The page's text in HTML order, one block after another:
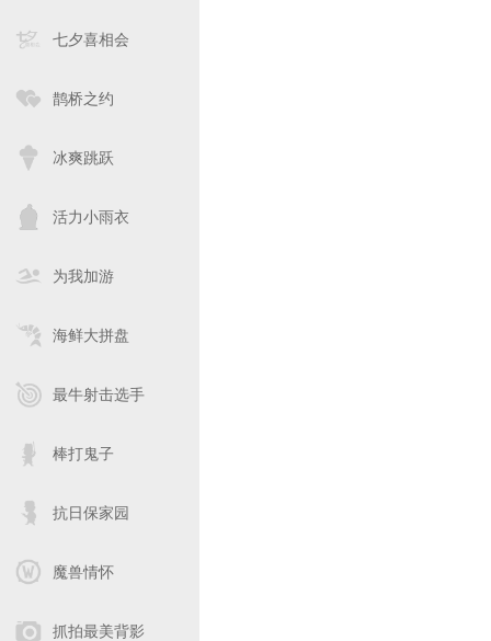
七夕喜相会
鹊桥之约
冰爽跳跃
活力小雨衣
为我加游
海鲜大拼盘
最牛射击选手
棒打鬼子
抗日保家园
魔兽情怀
抓拍最美背影